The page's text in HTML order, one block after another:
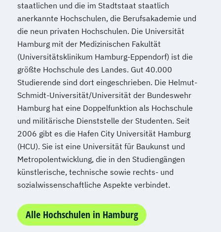
staatlichen und die im Stadtstaat staatlich
anerkannte Hochschulen, die Berufsakademie und
die neun privaten Hochschulen. Die Universität
Hamburg mit der Medizinischen Fakultät
(Universitätsklinikum Hamburg-Eppendorf) ist die
größte Hochschule des Landes. Gut 40.000
Studierende sind dort eingeschrieben. Die Helmut-
Schmidt-Universität/Universität der Bundeswehr
Hamburg hat eine Doppelfunktion als Hochschule
und militärische Dienststelle der Studenten. Seit
2006 gibt es die Hafen City Universität Hamburg
(HCU). Sie ist eine Universität für Baukunst und
Metropolentwicklung, die in den Studiengängen
künstlerische, technische sowie rechts- und
sozialwissenschaftliche Aspekte verbindet.
Alle Hochschulen in Hamburg